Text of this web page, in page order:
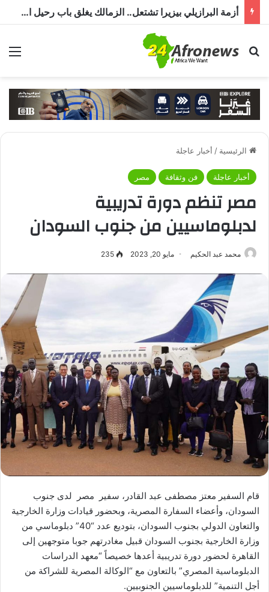
بحث عن
الرئيسية / أخبار عاجلة
أخبار عاجلة فن وثقافة مصر
مصر تنظم دورة تدريبية
لدبلوماسيين من جنوب السودان
محمد عبد الحكيم مايو 20, 2023 235
قام السفير معتز مصطفى عبد القادر، سفير مصر لدى جنوب
السودان، وأعضاء السفارة المصرية، وبحضور قيادات وزارة الخارجية
والتعاون الدولي بجنوب السودان، بتوديع عدد “40” دبلوماسي من
وزارة الخارجية بجنوب السودان قبيل مغادرتهم جوبا متوجهين إلى
القاهرة لحضور دورة تدريبية أعدها خصيصاً “معهد الدراسات
الدبلوماسية المصري” بالتعاون مع “الوكالة المصرية للشراكة من
أجل التنمية” للدبلوماسيين الجنوبيين.